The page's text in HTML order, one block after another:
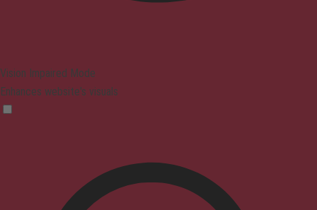
Vision Impaired Mode
Enhances website's visuals